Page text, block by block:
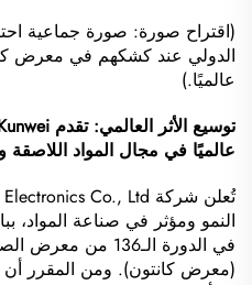
الدولي عند كشكهم في معرض
عالميًا.)
عالميًا في مجال المواد
النمو ومؤثر في صناعة المواد،
في الدورة الـ136
(معرض كانتون). ومن المقرر أن